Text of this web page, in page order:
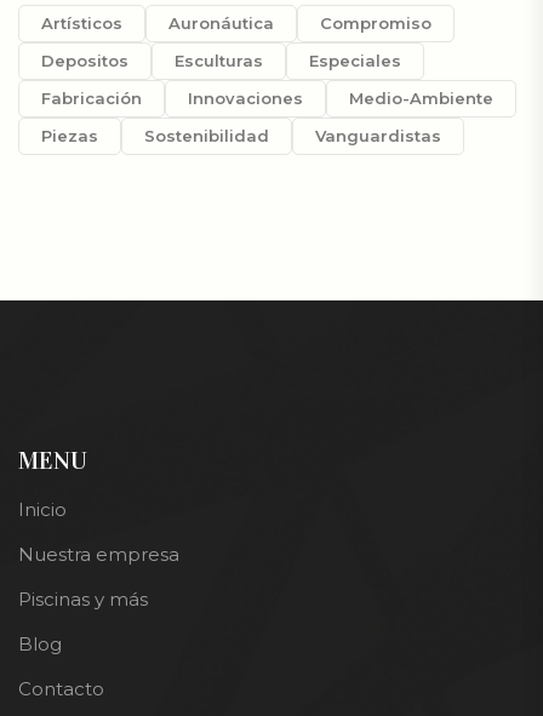
Artísticos Auronáutica
Compromiso
Depositos
Esculturas
Especiales
Fabricación
Innovaciones
Medio-Ambiente
Piezas
Sostenibilidad Vanguardistas
MENU
Inicio
Nuestra empresa
Piscinas y más
Blog
Contacto